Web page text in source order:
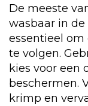
De meeste
wasbaar in
essentieel
te volgen.
kies voor een
beschermen.
krimp en